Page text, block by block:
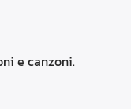
e canzoni.